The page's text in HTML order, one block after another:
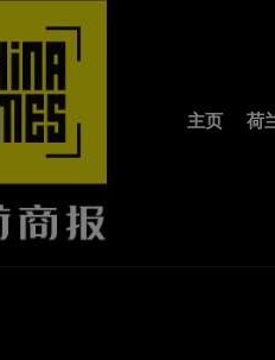
主页 荷